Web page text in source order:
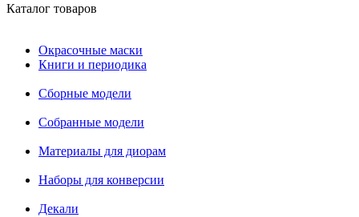
Каталог товаров
Окрасочные маски
Книги и периодика
Сборные модели
Собранные модели
Материалы для диорам
Наборы для конверсии
Декали